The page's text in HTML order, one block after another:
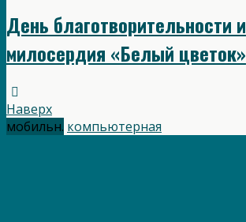
День благотворительности и
милосердия «Белый цветок»
Наверх
мобильн. компьютерная